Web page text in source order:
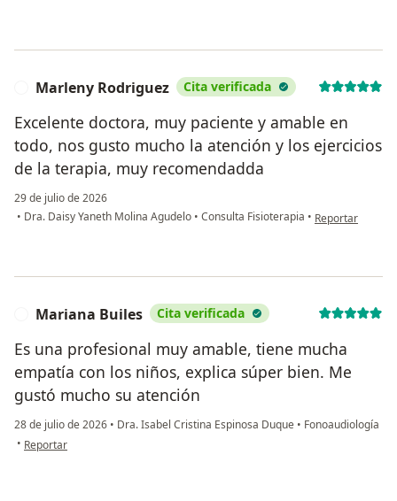
Marleny Rodriguez Cita verificada
Excelente doctora, muy paciente y amable en
todo, nos gusto mucho la atención y los ejercicios
de la terapia, muy recomendadda
29 de julio de 2026
• Dra. Daisy Yaneth Molina Agudelo • Consulta Fisioterapia • en opinión del
Reportar
Mariana Builes Cita verificada
Es una profesional muy amable, tiene mucha
empatía con los niños, explica súper bien. Me
gustó mucho su atención
28 de julio de 2026 • Dra. Isabel Cristina Espinosa Duque • Fonoaudiología
• en opinión del usuario Mariana Builes
Reportar